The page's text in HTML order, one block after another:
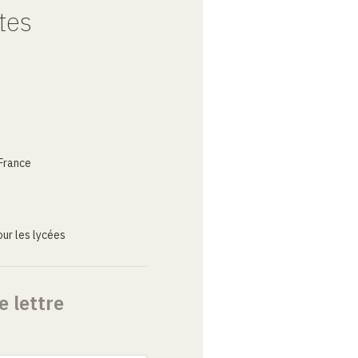
les lycées
lettre